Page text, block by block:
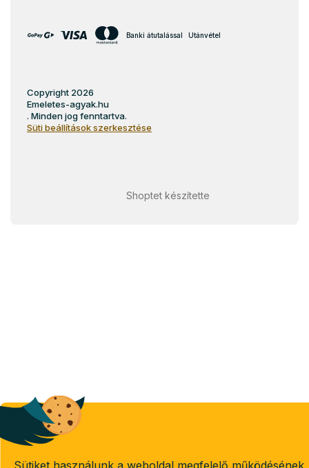
Sütiket használunk a weboldal megfelelő működésének
Banki átutalással Utánvétel
Shoptet készítette
Copyright 2026
Emeletes-agyak.hu
. Minden jog fenntartva.
Süti beállítások szerkesztése